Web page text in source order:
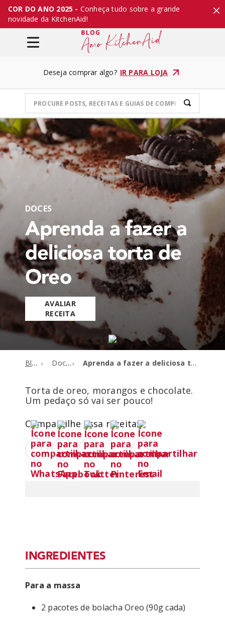
COR DO ANO 2025 - Conheça tudo sobre a grande
novidade da KitchenAid!
Deseja comprar algo? IR PARA LOJA
DOCES
Aprenda a fazer a
deliciosa torta de
Oreo
AVALIAR
RECEITA
Blog Doces Aprenda a fazer a deliciosa torta de Oreo
Torta de oreo, morangos e chocolate.
Um pedaço só vai ser pouco!
Compartilhe essa receita:
INGREDIENTES
Para a massa
2 pacotes de bolacha Oreo (90g cada)